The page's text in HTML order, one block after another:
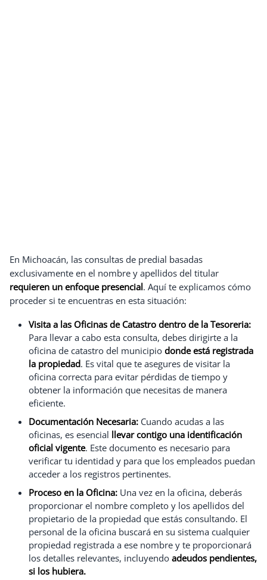
En Michoacán, las consultas de predial basadas
exclusivamente en el nombre y apellidos del titular
requieren un enfoque presencial. Aquí te explicamos cómo
proceder si te encuentras en esta situación:
Visita a las Oficinas de Catastro dentro de la Tesoreria:
Para llevar a cabo esta consulta, debes dirigirte a la
oficina de catastro del municipio donde está registrada
la propiedad. Es vital que te asegures de visitar la
oficina correcta para evitar pérdidas de tiempo y
obtener la información que necesitas de manera
eficiente.
Documentación Necesaria: Cuando acudas a las
oficinas, es esencial llevar contigo una identificación
oficial vigente. Este documento es necesario para
verificar tu identidad y para que los empleados puedan
acceder a los registros pertinentes.
Proceso en la Oficina: Una vez en la oficina, deberás
proporcionar el nombre completo y los apellidos del
propietario de la propiedad que estás consultando. El
personal de la oficina buscará en su sistema cualquier
propiedad registrada a ese nombre y te proporcionará
los detalles relevantes, incluyendo adeudos pendientes,
si los hubiera.